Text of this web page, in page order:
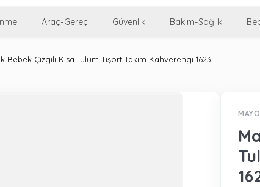
Araç-Gereç Güvenlik Bakım-Sağlık
Bebek Çizgili Kısa Tulum Tişört Takım Kahverengi 1623